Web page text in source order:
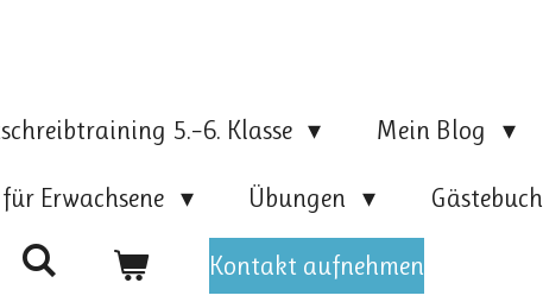
5.–6. Klasse Mein Blog
Erwachsene Übungen Gästebuch
Kontakt aufnehmen